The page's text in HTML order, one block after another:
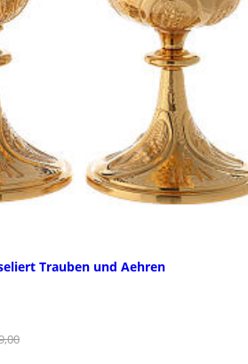
Trauben und Aehren